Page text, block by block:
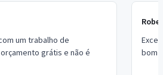
um trabalho de
grátis e não é
bom